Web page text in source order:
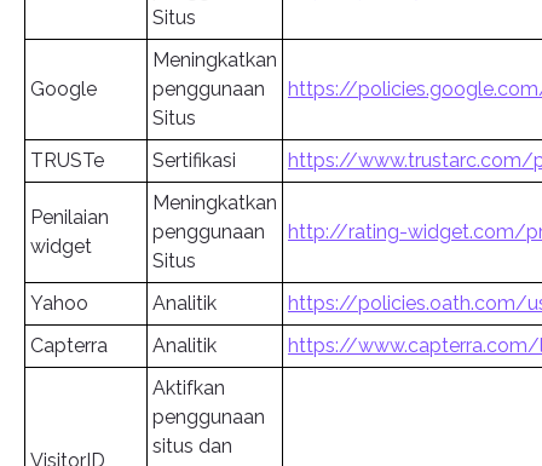
Situs
Google
Meningkatkan
penggunaan
Situs
https://
TRUSTe Sertifikasi https://www.trustarc.com/
Penilaian
widget
Meningkatkan
penggunaan
Situs
http://rating-widget.com/
Yahoo Analitik
https://policies.oath.com/
Capterra
Analitik https://
VisitorID
Aktifkan
penggunaan
situs dan